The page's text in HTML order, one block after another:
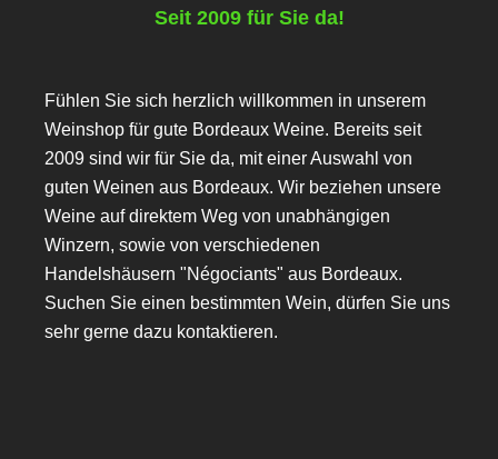
Seit 2009 für Sie da!
Fühlen Sie sich herzlich willkommen in unserem
Weinshop für gute Bordeaux Weine. Bereits seit
2009 sind wir für Sie da, mit einer Auswahl von
guten Weinen aus Bordeaux. Wir beziehen unsere
Weine auf direktem Weg von unabhängigen
Winzern, sowie von verschiedenen
Handelshäusern "Négociants" aus Bordeaux.
Suchen Sie einen bestimmten Wein, dürfen Sie uns
sehr gerne dazu kontaktieren.